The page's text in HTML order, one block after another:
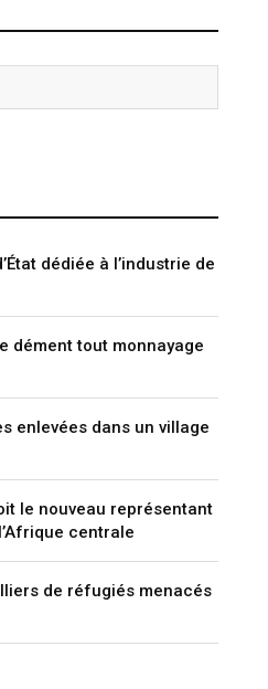
dédiée à l’industrie de
dément tout monnayage
enlevées dans un village
le nouveau représentant
centrale
de réfugiés menacés